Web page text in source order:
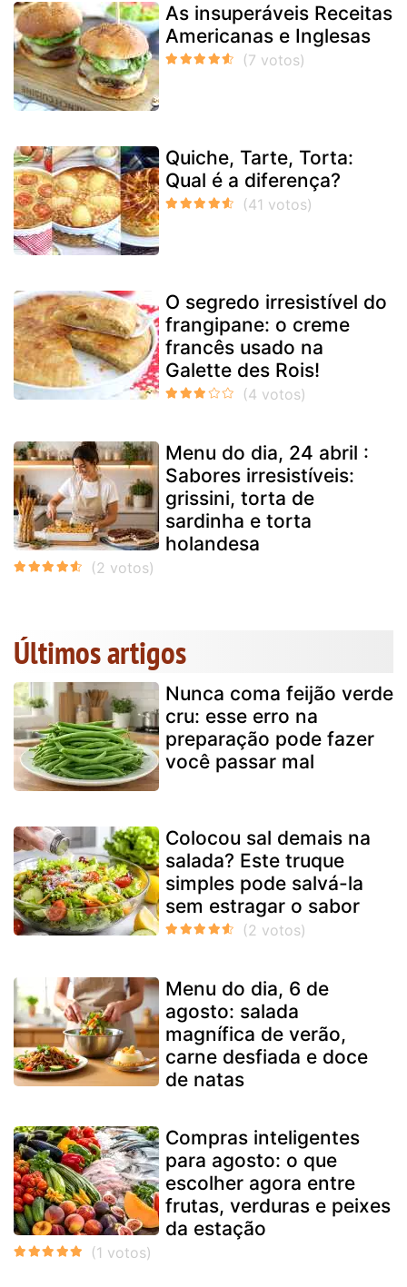
As insuperáveis Receitas
Americanas e Inglesas
Quiche, Tarte, Torta:
Qual é a diferença?
O segredo irresistível do
frangipane: o creme
francês usado na
Galette des Rois!
Menu do dia, 24 abril :
Sabores irresistíveis:
grissini, torta de
sardinha e torta
holandesa
Últimos artigos
Nunca coma feijão verde
cru: esse erro na
preparação pode fazer
você passar mal
Colocou sal demais na
salada? Este truque
simples pode salvá-la
sem estragar o sabor
Menu do dia, 6 de
agosto: salada
magnífica de verão,
carne desfiada e doce
de natas
Compras inteligentes
para agosto: o que
escolher agora entre
frutas, verduras e peixes
da estação